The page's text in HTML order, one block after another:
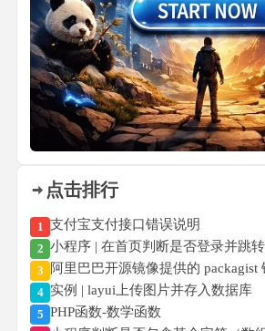
点击排行
1 支付宝支付接口错误说明
2 小程序 | 在首页判断是否登录并跳
3 阿里巴巴开源镜像提供的 packagist
4 实例 | layui上传图片并存入数据库
5 PHP函数-数学函数